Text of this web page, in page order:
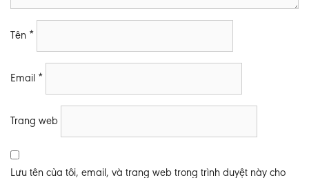
Tên *
Email *
Trang web
Lưu tên của tôi, email, và trang web trong trình duyệt này cho